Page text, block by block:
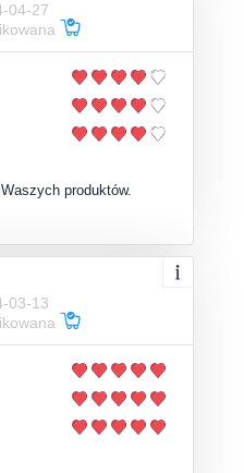
04-27
produktów.
03-13